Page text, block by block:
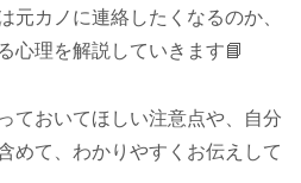
元カノに連絡したくなるのか、
心理を解説していきます📘
ておいてほしい注意点や、自分
めて、わかりやすくお伝えして